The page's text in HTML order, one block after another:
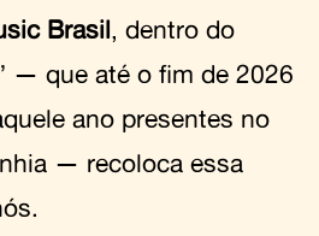
Brasil, dentro do
— que até o fim de 2026
ano presentes no
— recoloca essa